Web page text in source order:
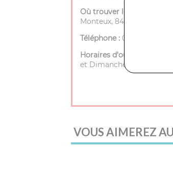
Où trouver le magasin :
Monteux, 84200
Téléphone : 04 90 40 25 35
Horaires d’ouverture :
et Dimanche - Fermé
VOUS AIMEREZ